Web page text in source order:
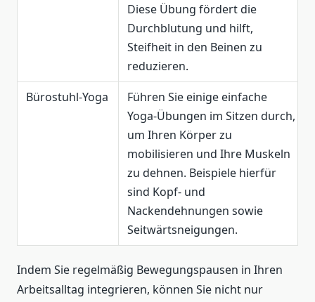
Diese Übung fördert die
Durchblutung und hilft,
Steifheit in den Beinen zu
reduzieren.
Bürostuhl-Yoga
Führen Sie einige einfache
Yoga-Übungen im Sitzen durch,
um Ihren Körper zu
mobilisieren und Ihre Muskeln
zu dehnen. Beispiele hierfür
sind Kopf- und
Nackendehnungen sowie
Seitwärtsneigungen.
Indem Sie regelmäßig Bewegungspausen in Ihren
Arbeitsalltag integrieren, können Sie nicht nur